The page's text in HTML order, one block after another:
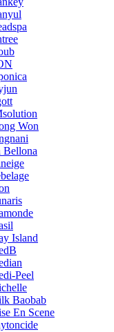
Won
Bellona
Island
Peel
Baobab
En Scene